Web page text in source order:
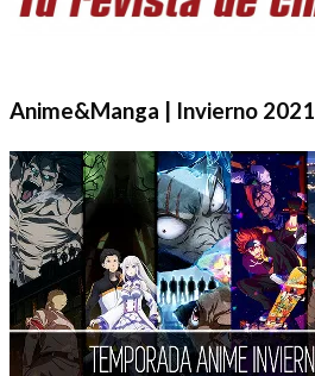
Anime&Manga | Invierno 2021